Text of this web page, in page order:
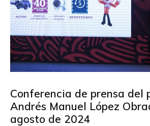
Conferencia de prensa del
Andrés Manuel López
agosto de 2024